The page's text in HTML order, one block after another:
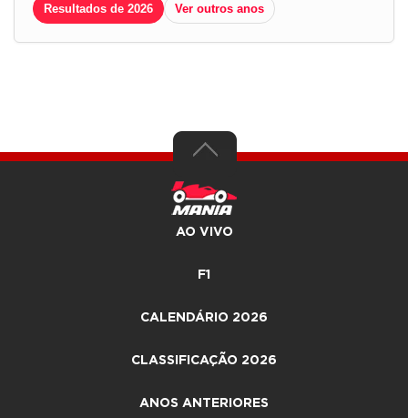
Resultados de 2026 Ver outros anos
AO VIVO
F1
CALENDÁRIO 2026
CLASSIFICAÇÃO 2026
ANOS ANTERIORES